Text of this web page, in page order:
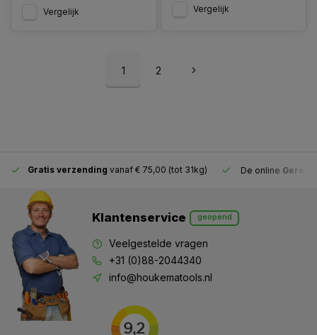
Vergelijk Vergelijk
1 2
Gratis verzending vanaf € 75,00 (tot 31kg) De online
Klantenservice geopend
Veelgestelde vragen
+31 (0)88-2044340
info@houkematools.nl